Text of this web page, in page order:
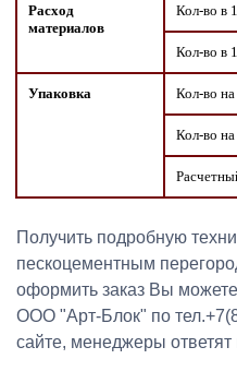
Расход
материалов
Кол-во в
Кол-во в
Упаковка Кол-во
Кол-во
Получить подробную
пескоцементным
оформить заказ Вы
ООО "Арт-Блок" по
сайте, менеджеры